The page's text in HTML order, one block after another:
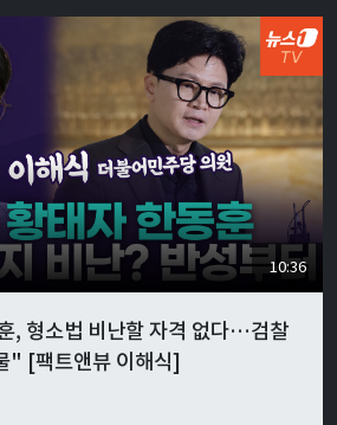
10:36
, 형소법 비난할 자격 없다…검찰
" [팩트앤뷰 이해식]